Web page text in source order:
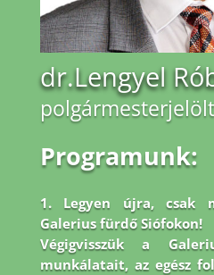
dr.Lengyel
polgármesterjelölt
Programunk:
1. Legyen újra, csak
Galerius fürdő Siófokon!
Végigvisszük a
munkálatait, az egész